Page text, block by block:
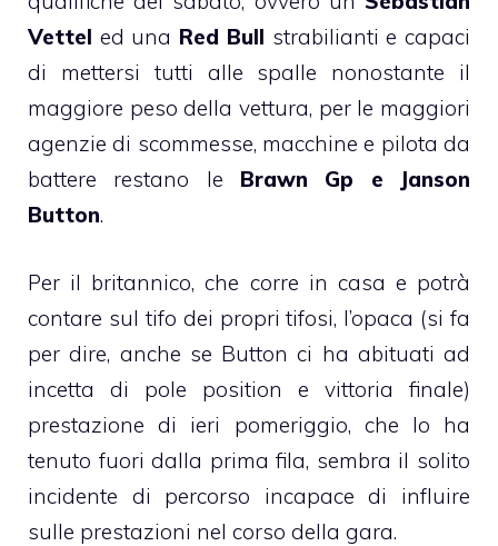
Vettel ed una Red Bull strabilianti e capaci
di mettersi tutti alle spalle nonostante il
maggiore peso della vettura, per le maggiori
agenzie di scommesse, macchine e pilota da
battere restano le Brawn Gp e Janson
Button.
Per il britannico, che corre in casa e potrà
contare sul tifo dei propri tifosi, l’opaca (si fa
per dire, anche se Button ci ha abituati ad
incetta di pole position e vittoria finale)
prestazione di ieri pomeriggio, che lo ha
tenuto fuori dalla prima fila, sembra il solito
incidente di percorso incapace di influire
sulle prestazioni nel corso della gara.